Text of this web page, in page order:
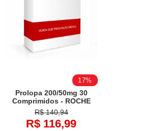
17%
Prolopa 200/50mg 30
Comprimidos - ROCHE
R$ 140,94
R$ 116,99